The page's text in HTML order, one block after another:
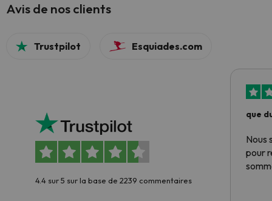
Avis de nos clients
Trustpilot Esquiades.com
4.4 sur 5 sur la base de 2239 commentaires
que
Nous
pour